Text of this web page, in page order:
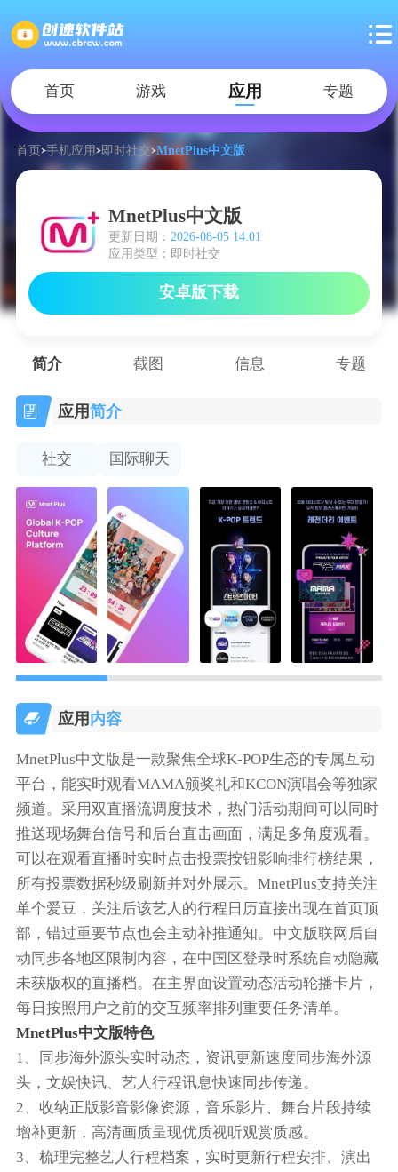
首页 游戏 应用 专题
首页 手机应用 即时社交 MnetPlus中文版
MnetPlus中文版
更新日期： 2026-08-05 14:01
应用类型：即时社交
安卓版下载
简介 截图 信息 专题
应用简介
社交 国际聊天
应用 内容
MnetPlus中文版是一款聚焦全球K-POP生态的专属互动
平台，能实时观看MAMA颁奖礼和KCON演唱会等独家
频道。采用双直播流调度技术，热门活动期间可以同时
推送现场舞台信号和后台直击画面，满足多角度观看。
可以在观看直播时实时点击投票按钮影响排行榜结果，
所有投票数据秒级刷新并对外展示。MnetPlus支持关注
单个爱豆，关注后该艺人的行程日历直接出现在首页顶
部，错过重要节点也会主动补推通知。中文版联网后自
动同步各地区限制内容，在中国区登录时系统自动隐藏
未获版权的直播档。在主界面设置动态活动轮播卡片，
每日按照用户之前的交互频率排列重要任务清单。
MnetPlus中文版特色
1、同步海外源头实时动态，资讯更新速度同步海外源
头，文娱快讯、艺人行程讯息快速同步传递。
2、收纳正版影音影像资源，音乐影片、舞台片段持续
增补更新，高清画质呈现优质视听观赏质感。
3、梳理完整艺人行程档案，实时更新行程安排、演出